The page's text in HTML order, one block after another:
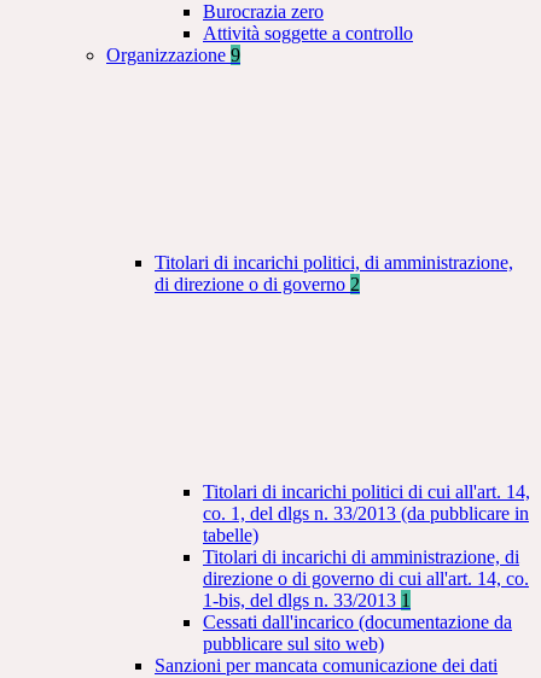
Burocrazia zero
Attività soggette a controllo
Organizzazione 9
Titolari di incarichi politici, di amministrazione,
di direzione o di governo 2
Titolari di incarichi politici di cui all'art. 14,
co. 1, del dlgs n. 33/2013 (da pubblicare in
tabelle)
Titolari di incarichi di amministrazione, di
direzione o di governo di cui all'art. 14, co.
1-bis, del dlgs n. 33/2013 1
Cessati dall'incarico (documentazione da
pubblicare sul sito web)
Sanzioni per mancata comunicazione dei dati